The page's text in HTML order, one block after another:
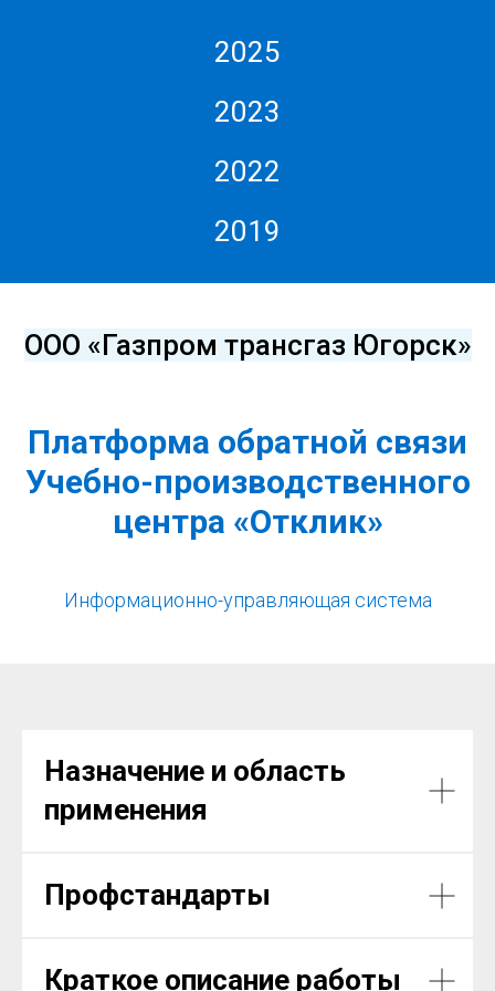
2025
2023
2022
2019
ООО «Газпром трансгаз Югорск»
Платформа обратной связи
Учебно-производственного
центра «Отклик»
Информационно-управляющая система
Назначение и область
применения
Профстандарты
Краткое описание работы